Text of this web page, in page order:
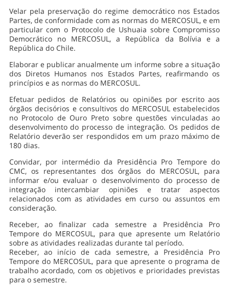
Velar pela preservação do regime democrático nos Estados
Partes, de conformidade com as normas do MERCOSUL, e em
particular com o Protocolo de Ushuaia sobre Compromisso
Democrático no MERCOSUL, a República da Bolívia e a
República do Chile.
Elaborar e publicar anualmente um informe sobre a situação
dos Diretos Humanos nos Estados Partes, reafirmando os
princípios e as normas do MERCOSUL.
Efetuar pedidos de Relatórios ou opiniões por escrito aos
órgãos decisórios e consultivos do MERCOSUL estabelecidos
no Protocolo de Ouro Preto sobre questões vinculadas ao
desenvolvimento do processo de integração. Os pedidos de
Relatório deverão ser respondidos em um prazo máximo de
180 dias.
Convidar, por intermédio da Presidência Pro Tempore do
CMC, os representantes dos órgãos do MERCOSUL, para
informar e/ou evaluar o desenvolvimento do processo de
integração intercambiar opiniões e tratar aspectos
relacionados com as atividades em curso ou assuntos em
consideração.
Receber, ao finalizar cada semestre a Presidência Pro
Tempore do MERCOSUL, para que apresente um Relatório
sobre as atividades realizadas durante tal período.
Receber, ao início de cada semestre, a Presidência Pro
Tempore do MERCOSUL, para que apresente o programa de
trabalho acordado, com os objetivos e prioridades previstas
para o semestre.